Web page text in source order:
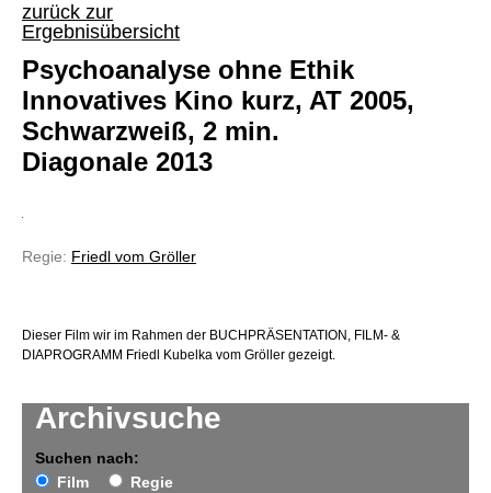
zurück zur
Ergebnisübersicht
Archivsuche
Suchen nach:
Film
Regie
Psychoanalyse ohne Ethik
Innovatives Kino kurz, AT 2005,
Schwarzweiß, 2 min.
Diagonale 2013
Regie: Friedl vom Gröller
Dieser Film wir im Rahmen der BUCHPRÄSENTATION, FILM- &
DIAPROGRAMM Friedl Kubelka vom Gröller gezeigt.